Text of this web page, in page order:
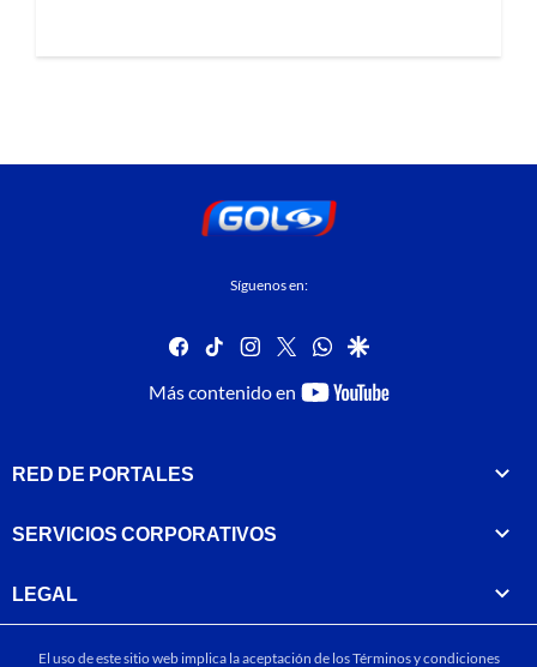
Síguenos en:
facebook
tiktok instagram
twitterwhatsapp
google
Más contenido en
youtube-
RED DE PORTALES
SERVICIOS CORPORATIVOS
LEGAL
El uso de este sitio web implica la aceptación de losTérminos y condiciones